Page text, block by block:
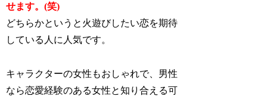
せます。(笑)
どちらかというと火遊びしたい恋を期待
している人に人気です。
キャラクターの女性もおしゃれで、男性
なら恋愛経験のある女性と知り合える可